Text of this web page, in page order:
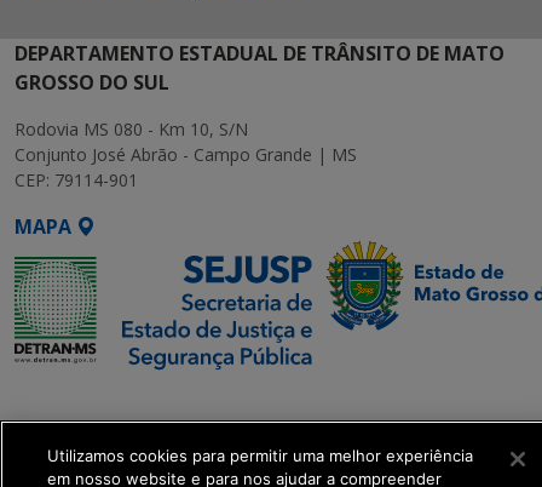
DEPARTAMENTO ESTADUAL DE TRÂNSITO DE MATO
GROSSO DO SUL
Rodovia MS 080 - Km 10, S/N
Conjunto José Abrão - Campo Grande | MS
CEP: 79114-901
MAPA
Executiva de
Transformação Digital
Utilizamos cookies para permitir uma melhor experiência
em nosso website e para nos ajudar a compreender